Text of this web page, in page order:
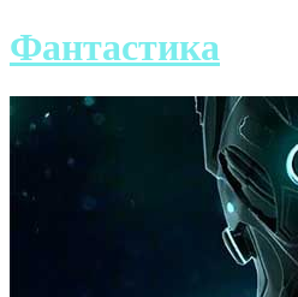
Фантастика